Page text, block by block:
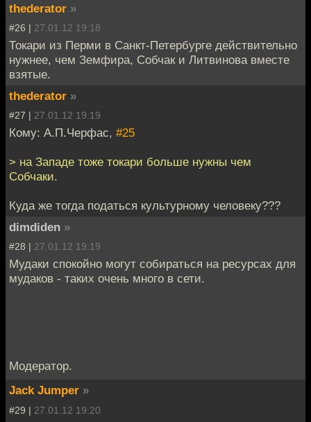
thederator »
#26 | 27.01.12 19:18
Токари из Перми в Санкт-Петербурге действительно
нужнее, чем Земфира, Собчак и Литвинова вместе
взятые.
thederator »
#27 | 27.01.12 19:19
Кому: А.П.Черфас, #25
> на Западе тоже токари больше нужны чем
Собчаки.
Куда же тогда податься культурному человеку???
dimdiden »
#28 | 27.01.12 19:19
Мудаки спокойно могут собираться на ресурсах для
мудаков - таких очень много в сети.
Модератор.
Jack Jumper »
#29 | 27.01.12 19:20